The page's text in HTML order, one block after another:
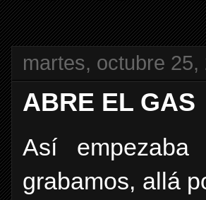
martes, octubre 25,
ABRE EL GAS
Así
grabamos, allá